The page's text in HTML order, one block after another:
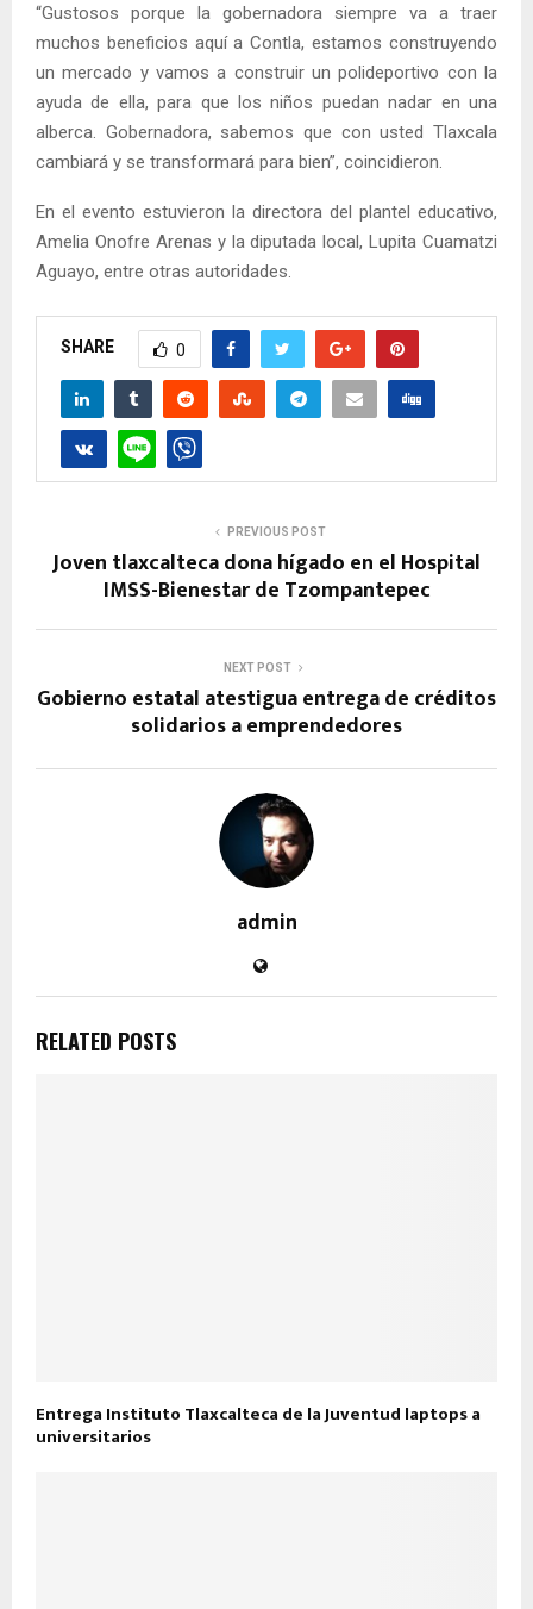
“Gustosos porque la gobernadora siempre va a traer
muchos beneficios aquí a Contla, estamos construyendo
un mercado y vamos a construir un polideportivo con la
ayuda de ella, para que los niños puedan nadar en una
alberca. Gobernadora, sabemos que con usted Tlaxcala
cambiará y se transformará para bien”, coincidieron.
En el evento estuvieron la directora del plantel educativo,
Amelia Onofre Arenas y la diputada local, Lupita Cuamatzi
Aguayo, entre otras autoridades.
SHARE 0
PREVIOUS POST
Joven tlaxcalteca dona hígado en el Hospital
IMSS-Bienestar de Tzompantepec
NEXT POST
Gobierno estatal atestigua entrega de créditos
solidarios a emprendedores
admin
RELATED POSTS
Entrega Instituto Tlaxcalteca de la Juventud laptops a
universitarios